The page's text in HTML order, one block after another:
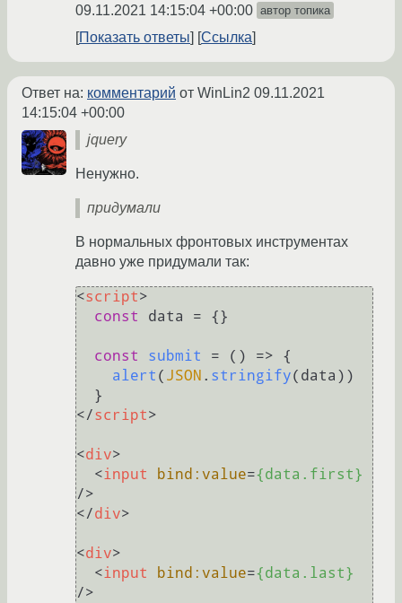
09.11.2021 14:15:04 +00:00 автор топика
Показать ответы Ссылка
Ответ на: комментарий от WinLin2 09.11.2021
14:15:04 +00:00
jquery
Ненужно.
придумали
В нормальных фронтовых инструментах
давно уже придумали так:
<script>
const
data = {}
const submit = ( ) => {
alert ( JSON . stringify(data))
</script>
<div>
<input bind:value={data.first}
/>
</div>
<div>
<input bind:value={data.last}
/>